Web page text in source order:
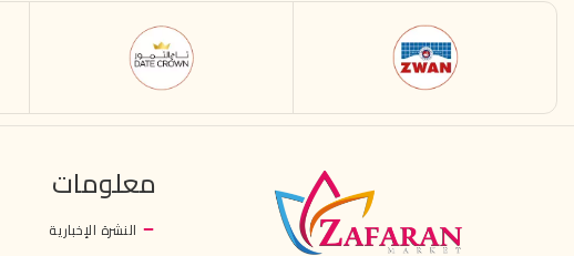
معلومات
النشرة الإخبارية